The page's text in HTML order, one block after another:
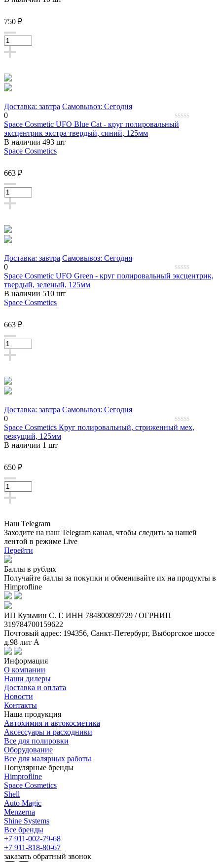
750 ₽
Доставка: завтра Самовывоз: Сегодня
0
0
Space Cosmetic UFO Blue Cat - круг полировальный
эксцентрик экстра твердый, синий, 125мм
В наличии 493 шт
Space Cosmetics
663 ₽
Доставка: завтра Самовывоз: Сегодня
0
0
Space Cosmetic UFO Green - круг полировальный эксцентрик,
твердый, зеленый, 125мм
В наличии 510 шт
Space Cosmetics
663 ₽
Доставка: завтра Самовывоз: Сегодня
0
0
Space Cosmetics Круг полировальный, стриженный мех,
режущий, 125мм
В наличии 1 шт
650 ₽
Наш Telegram
Заходите на наш Telegram канал, чтобы следить за нашей
лентой в режиме Live
Перейти
Баллы в рублях
Получайте баллы за покупки и обменивайте их на продукты в
Himprofline
ИП Кузьмин C. Г. ИНН 784800809729 / ОГРНИП
319784700159622
Почтовый адрес: 194356, Санкт-Петербург, Выборгское шоссе
д.98 лит А
Информация
О компании
Наши дилеры
Доставка и оплата
Новости
Контакты
Наша продукция
Автохимия и автокосметика
Аксессуары и расходники
Все для полировки
Оборудование
Все для малярных работы
Популярные бренды
Himprofline
Space Cosmetics
Shell
Auto Magic
Menzerna
Shine Systems
Все бренды
+7 911-002-79-68
+7 911-818-80-67
заказать обратный звонок